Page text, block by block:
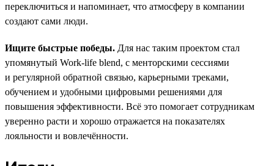
переключиться и напоминает, что атмосферу в компании
создают сами люди.
Ищите быстрые победы. Для нас таким проектом стал
упомянутый Work-life blend, с менторскими сессиями
и регулярной обратной связью, карьерными треками,
обучением и удобными цифровыми решениями для
повышения эффективности. Всё это помогает сотрудникам
уверенно расти и хорошо отражается на показателях
лояльности и вовлечённости.